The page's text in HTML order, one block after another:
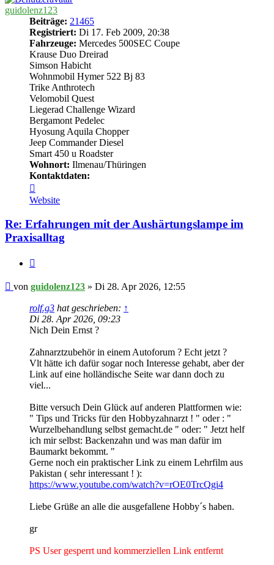
guidolenz123
Beiträge: 21465
Registriert: Di 17. Feb 2009, 20:38
Fahrzeuge: Mercedes 500SEC Coupe
Krause Duo Dreirad
Simson Habicht
Wohnmobil Hymer 522 Bj 83
Trike Anthrotech
Velomobil Quest
Liegerad Challenge Wizard
Bergamont Pedelec
Hyosung Aquila Chopper
Jeep Commander Diesel
Smart 450 u Roadster
Wohnort: Ilmenau/Thüringen
Kontaktdaten:
von
guidolenz123
Website
Re: Erfahrungen mit der Aushärtungslampe im
Praxisalltag
Beitrag
von guidolenz123 » Di 28. Apr 2026, 12:55
rolf.g3 hat geschrieben: ↑
Di 28. Apr 2026, 09:23
Nich Dein Ernst ?
Zahnarztzubehör in einem Autoforum ? Echt jetzt ?
Vlt hätte ich dafür sogar noch Interesse gehabt, aber der
Link auf eine holländische Seite war dann doch zu
viel...
Bitte versuch Dein Glück auf anderen Plattformen wie:
" Tips und Tricks für den Hobbyzahnarzt ! " oder : "
Wurzelbehandlung selbst gemacht.de " oder: " Jetzt helf
ich mir selbst: Backenzahn und was man dafür im
Baumarkt bekommt. "
Gerne noch ein praktischer Link zu einem Lehrfilm aus
Pakistan ( sehr interessant ! ):
https://www.youtube.com/watch?v=rOE0TrcQgi4
Liebe Grüße an alle die ausgefallene Hobby´s haben.
gr
PS User gesperrt und kommerziellen Link entfernt